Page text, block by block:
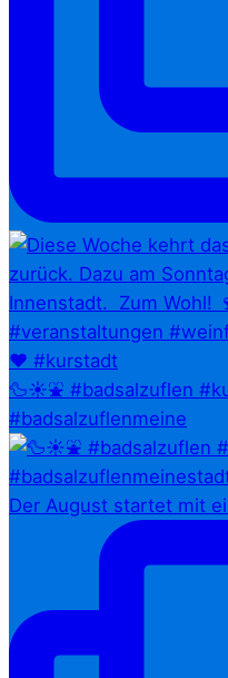
🦆☀️⛲ #badsalzuflen
#badsalzuflenmeine
Der August startet mit